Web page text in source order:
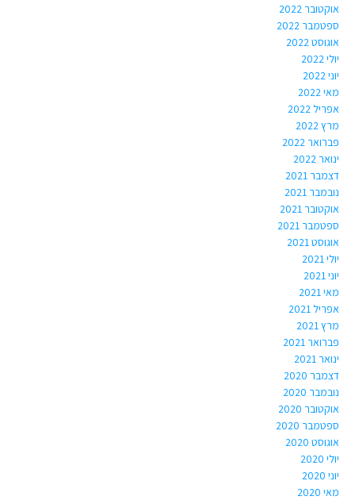
אוקטובר 2022
ספטמבר 2022
אוגוסט 2022
יולי 2022
יוני 2022
מאי 2022
אפריל 2022
מרץ 2022
פברואר 2022
ינואר 2022
דצמבר 2021
נובמבר 2021
אוקטובר 2021
ספטמבר 2021
אוגוסט 2021
יולי 2021
יוני 2021
מאי 2021
אפריל 2021
מרץ 2021
פברואר 2021
ינואר 2021
דצמבר 2020
נובמבר 2020
אוקטובר 2020
ספטמבר 2020
אוגוסט 2020
יולי 2020
יוני 2020
מאי 2020